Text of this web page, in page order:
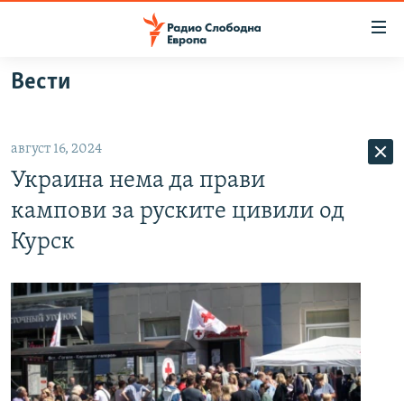
Оди
на
главната
навигација
Премини
на
ВИЗУЕЛНО
ВЕСТИ
ШТО ТРЕБА ДА ЗНАЕТЕ
ПРИЈАВИ СЕ ЗА ЊУЗЛЕТЕР
ПОДКАСТ ЗОШТО?
СЛЕДЕТЕ НЕ
Вести
август 16, 2024
Украина нема да прави
кампови за руските цивили од
Курск